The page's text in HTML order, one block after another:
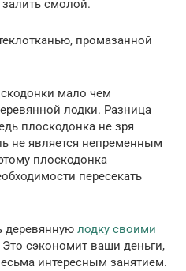
залить смолой.
промазанной
мало чем
лодки. Разница
плоскодонка не зря
не является непременным
плоскодонка
пересекать
деревянную лодку своими
сэкономит ваши деньги,
интересным занятием.